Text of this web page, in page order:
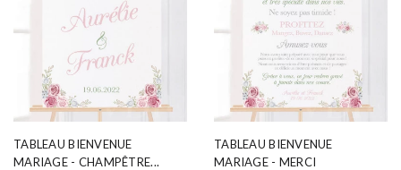
TABLEAU BIENVENUE
MARIAGE - CHAMPÊTRE...
TABLEAU BIENVENUE
MARIAGE - MERCI